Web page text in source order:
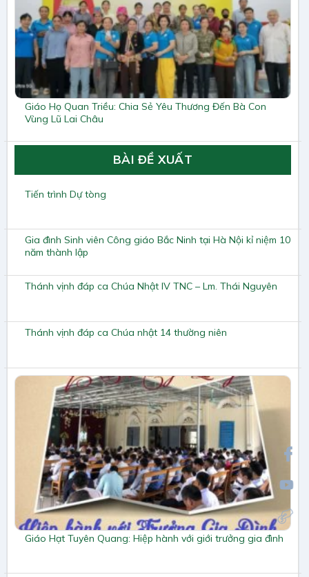
Giáo Họ Quan Triều: Chia Sẻ Yêu Thương Đến Bà Con
Vùng Lũ Lai Châu
BÀI ĐỀ XUẤT
Tiến trình Dự tòng
Gia đình Sinh viên Công giáo Bắc Ninh tại Hà Nội kỉ niệm 10
năm thành lập
Thánh vịnh đáp ca Chúa Nhật IV TNC – Lm. Thái Nguyên
Thánh vịnh đáp ca Chúa nhật 14 thường niên
Giáo Hạt Tuyên Quang: Hiệp hành với giới trưởng gia đình